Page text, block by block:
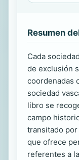
Resumen
Cada
de exclusión
coordenadas
sociedad
libro se
campo
transitado
que ofrece
referentes a